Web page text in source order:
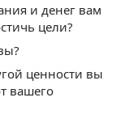
и денег вам
цели?
ценности вы
вашего